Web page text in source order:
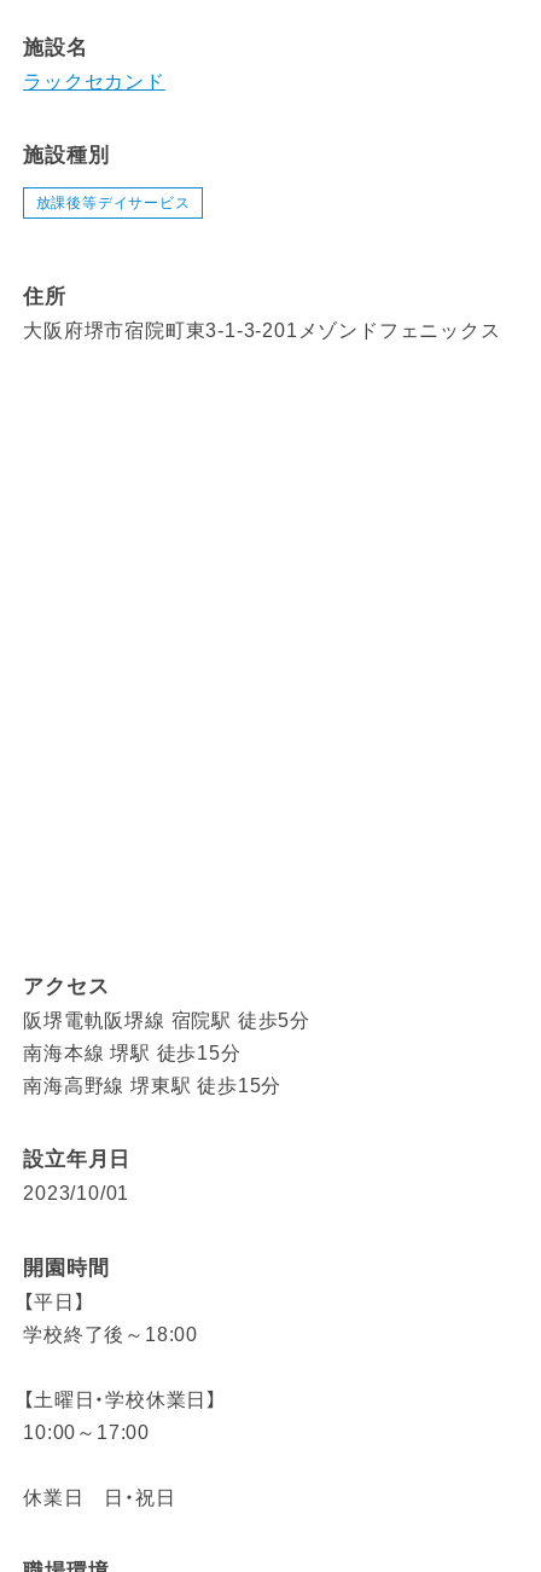
施設名
ラックセカンド
施設種別
放課後等デイサービス
住所
大阪府堺市宿院町東3-1-3-201メゾンドフェニックス
アクセス
阪堺電軌阪堺線 宿院駅 徒歩5分
南海本線 堺駅 徒歩15分
南海高野線 堺東駅 徒歩15分
設立年月日
2023/10/01
開園時間
【平日】
学校終了後～18:00
【土曜日・学校休業日】
10:00～17:00
休業日 日・祝日